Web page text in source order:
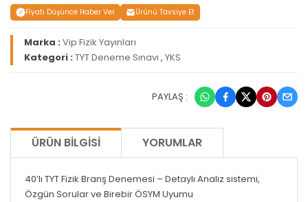
Fiyatı Düşünce Haber Ver Ürünü Tavsiye Et
Marka :Vip Fizik Yayınları
Kategori :TYT Deneme Sınavı , YKS
PAYLAŞ :
ÜRÜN BILGISI YORUMLAR
40’lı TYT Fizik Branş Denemesi – Detaylı Analiz sistemi,
Özgün Sorular ve Birebir ÖSYM Uyumu